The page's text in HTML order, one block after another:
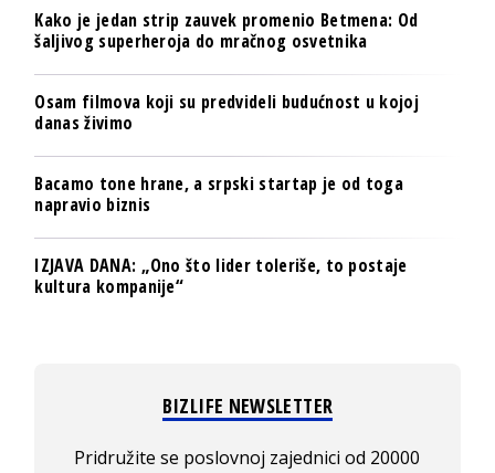
Kako je jedan strip zauvek promenio Betmena: Od
šaljivog superheroja do mračnog osvetnika
Osam filmova koji su predvideli budućnost u kojoj
danas živimo
Bacamo tone hrane, a srpski startap je od toga
napravio biznis
IZJAVA DANA: „Ono što lider toleriše, to postaje
kultura kompanije“
BIZLIFE NEWSLETTER
Pridružite se poslovnoj zajednici od 20000